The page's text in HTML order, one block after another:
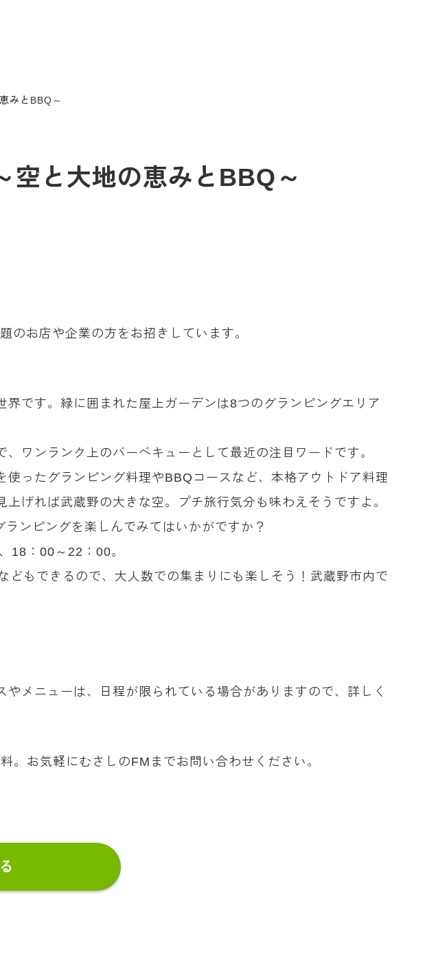
とBBQ～
と大地の恵みとBBQ～
お店や企業の方をお招きしています。
です。緑に囲まれた屋上ガーデンは8つのグランピングエリア
ワンランク上のバーベキューとして最近の注目ワードです。
ったグランピング料理やBBQコースなど、本格アウトドア料理
げれば武蔵野の大きな空。プチ旅行気分も味わえそうですよ。
ンピングを楽しんでみてはいかがですか？
18：00～22：00。
もできるので、大人数での集まりにも楽しそう！武蔵野市内で
メニューは、日程が限られている場合がありますので、詳しく
。お気軽にむさしのFMまでお問い合わせください。